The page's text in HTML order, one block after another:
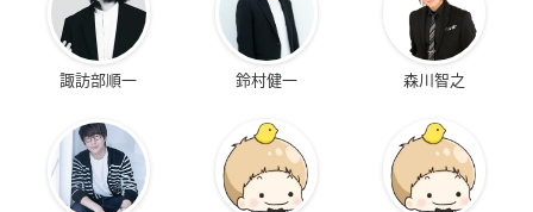
諏訪部順一 鈴村健一 森川智之